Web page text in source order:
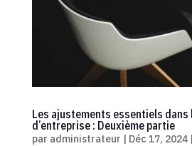
Les ajustements essentiels dans
d’entreprise : Deuxième partie
par administrateur | Déc 17, 2024|